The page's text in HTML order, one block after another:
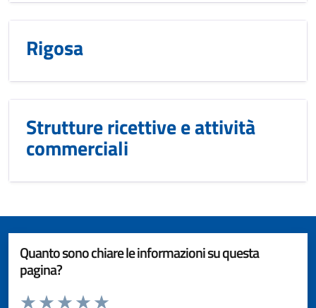
Rigosa
Strutture ricettive e attività
commerciali
Quanto sono chiare le informazioni su questa
pagina?
Valuta da 1 a 5 stelle la pagina